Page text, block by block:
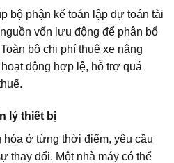
bộ phận kế toán lập dự toán tài
vốn lưu động để phân bổ
bộ chi phí thuê xe nâng
động hợp lệ, hỗ trợ quá
lý thiết bị
ở từng thời điểm, yêu cầu
thay đổi. Một nhà máy có thể